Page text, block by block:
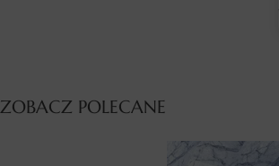
ZOBACZ POLECANE